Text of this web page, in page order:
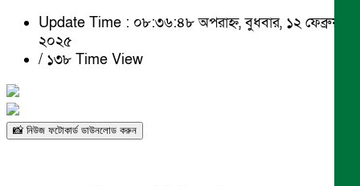
Update Time : ০৮:৩৬:৪৮ অপরাহ্ন, বুধবার, ১২ ফেব্রুয়ারী
২০২৫
/ ১৩৮ Time View
📸 নিউজ ফটোকার্ড ডাউনলোড করুন